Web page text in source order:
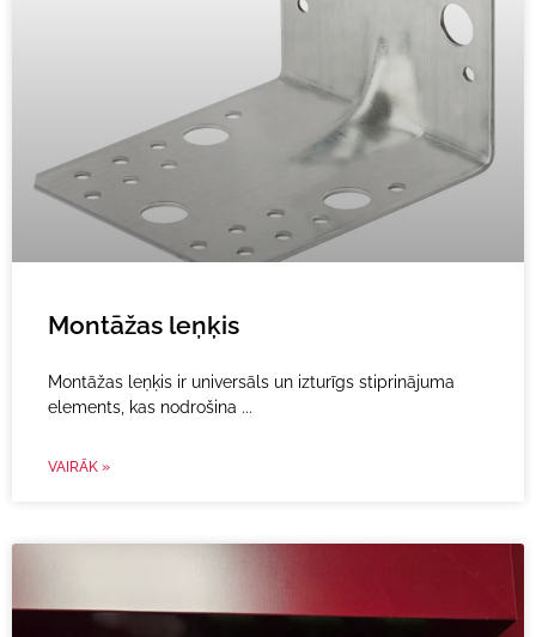
Montāžas leņķis
Montāžas leņķis ir universāls un izturīgs stiprinājuma
elements, kas nodrošina
VAIRĀK »